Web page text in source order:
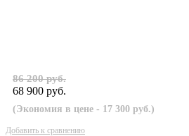
86 200 руб.
68 900 руб.
(Экономия в цене - 17 300 руб.)
Добавить к сравнению